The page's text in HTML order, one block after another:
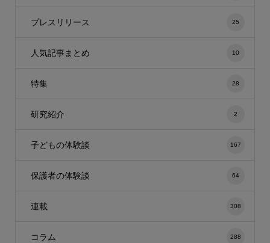
プレスリリース 25
人気記事まとめ 10
特集 28
研究紹介 2
子どもの体験談 167
保護者の体験談 64
連載 308
コラム 288